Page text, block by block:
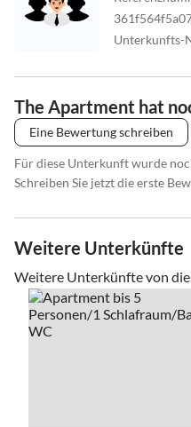
Unterkunfts-
The Apartment hat
Eine Bewertung schreiben
Für diese Unterkunft wurde
Schreiben Sie jetzt die erste
Weitere Unterkünfte
Weitere Unterkünfte von